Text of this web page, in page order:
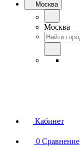
Москва
Москва
Кабинет
0 Сравнение